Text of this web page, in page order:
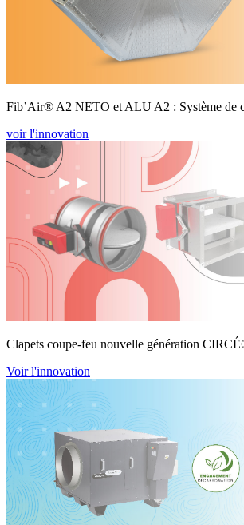
Fib’Air® A2 NETO et ALU A2 : Système de
voir l'innovation
Clapets coupe-feu nouvelle génération
Voir l'innovation